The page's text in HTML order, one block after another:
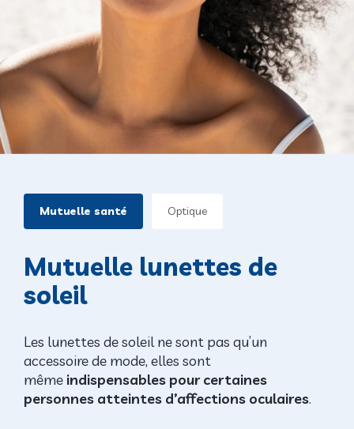
Mutuelle santé Optique
Mutuelle lunettes de
soleil
Les lunettes de soleil ne sont pas qu’un
accessoire de mode, elles sont
même indispensables pour certaines
personnes atteintes d’affections oculaires.